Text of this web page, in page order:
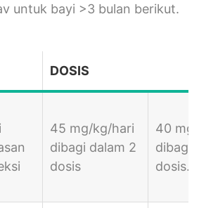
untuk bayi >3 bulan berikut.
DOSIS
45 mg/kg/hari
dibagi dalam 2
dosis
40
dibagi
dosis.